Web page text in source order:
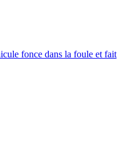
fonce dans la foule et fait